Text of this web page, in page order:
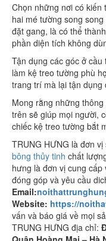
Chọn những nơi có kiến
hai mé tường song
đặt gang, là có thể
phần diện tích không
Tận dụng các góc ở
làm kệ treo tường phù
trang trí mà lại tận
Mong rằng những
trên sẽ giúp mọi người,
chiếc kệ treo tường bắt
TRUNG HƯNG là đơn
bông thủy tinh chất
hưng là đơn vị cung
đóng góp và yêu cầu
Email:
Website: https://
vấn và báo giá về mọi
TRUNG HƯNG địa chỉ: